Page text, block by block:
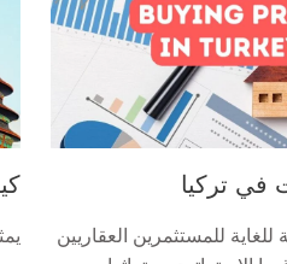
في تركيا
للمستثمرين العقاريين